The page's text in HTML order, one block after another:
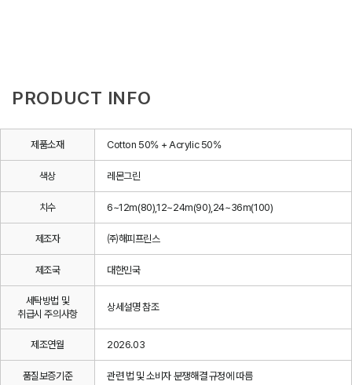
PRODUCT INFO
제품소재 Cotton 50% + Acrylic 50%
색상 레몬그린
치수 6~12m(80),12~24m(90),24~36m(100)
제조자 ㈜해피프린스
제조국 대한민국
세탁방법 및
취급시 주의사항
상세설명 참조
제조연월 2026.03
품질보증기준 관련 법 및 소비자 분쟁해결 규정에 따름